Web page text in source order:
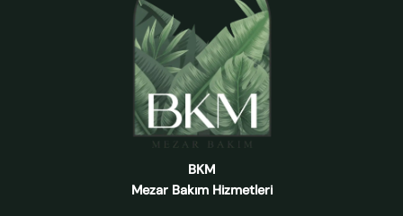
BKM
Mezar Bakım Hizmetleri